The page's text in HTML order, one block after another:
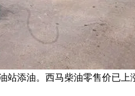
添油。西马柴油零售价已上